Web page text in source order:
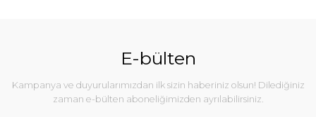
E-bülten
Kampanya ve duyurularımızdan ilk sizin haberiniz olsun! Dilediğiniz
zaman e-bülten aboneliğimizden ayrılabilirsiniz.